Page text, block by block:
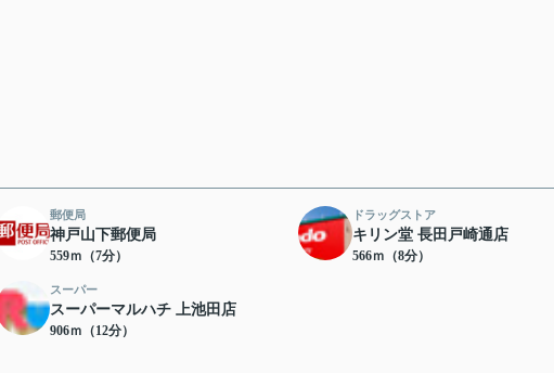
郵便局
神戸山下郵便局
559ｍ（7分）
ドラッグストア
キリン堂 長田戸崎通店
566ｍ（8分）
スーパー
スーパーマルハチ 上池田店
906ｍ（12分）